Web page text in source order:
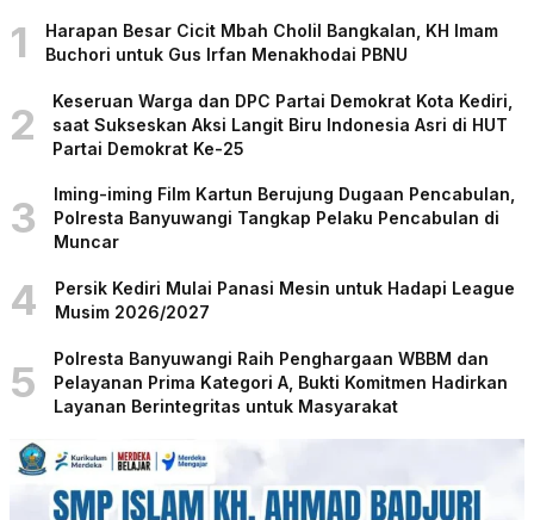
1
Harapan Besar Cicit Mbah Cholil Bangkalan, KH Imam
Buchori untuk Gus Irfan Menakhodai PBNU
2
Keseruan Warga dan DPC Partai Demokrat Kota Kediri,
saat Sukseskan Aksi Langit Biru Indonesia Asri di HUT
Partai Demokrat Ke-25
3
Iming-iming Film Kartun Berujung Dugaan Pencabulan,
Polresta Banyuwangi Tangkap Pelaku Pencabulan di
Muncar
4
Persik Kediri Mulai Panasi Mesin untuk Hadapi League
Musim 2026/2027
5
Polresta Banyuwangi Raih Penghargaan WBBM dan
Pelayanan Prima Kategori A, Bukti Komitmen Hadirkan
Layanan Berintegritas untuk Masyarakat